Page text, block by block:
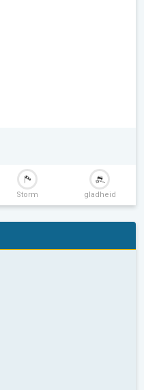
Storm gladheid